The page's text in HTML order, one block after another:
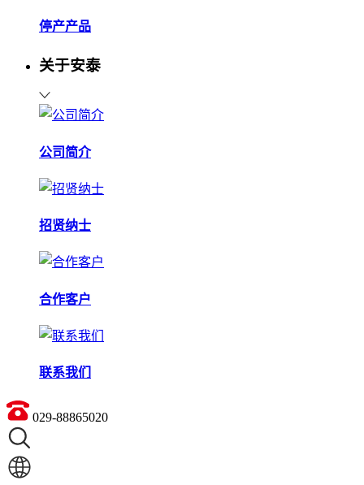
停产产品
关于安泰
公司简介
招贤纳士
合作客户
联系我们
029-88865020